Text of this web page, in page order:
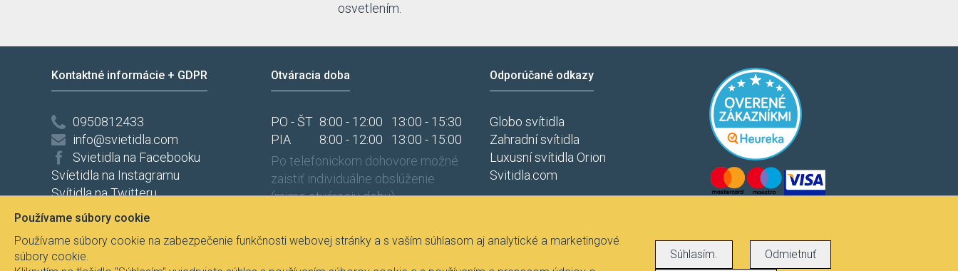
osvetlením.
Kontaktné informácie + GDPR
0950812433
info@svietidla.com
Svietidla na Facebooku
Svíetidla na Instagramu
Svítidla na Twitteru
Ochrana osobních údajů
Odstúpenie od zmluvy
Otváracia doba
PO - ŠT 8:00 - 12:00
13:00 - 15:30
PIA
8:00 - 12:00
13:00 - 15:00
Po telefonickom dohovore možné
zaistiť individuálne obslúženie
(mimo otváraciu dobu).
Odporúčané odkazy
Globo svítidla
Zahradní svítidla
Luxusní svítidla Orion
Svitidla.com
Používame súbory cookie
Používame súbory cookie na zabezpečenie funkčnosti webovej stránky a s vaším súhlasom aj analytické a marketingové
súbory cookie.
Súhlasím. Odmietnuť